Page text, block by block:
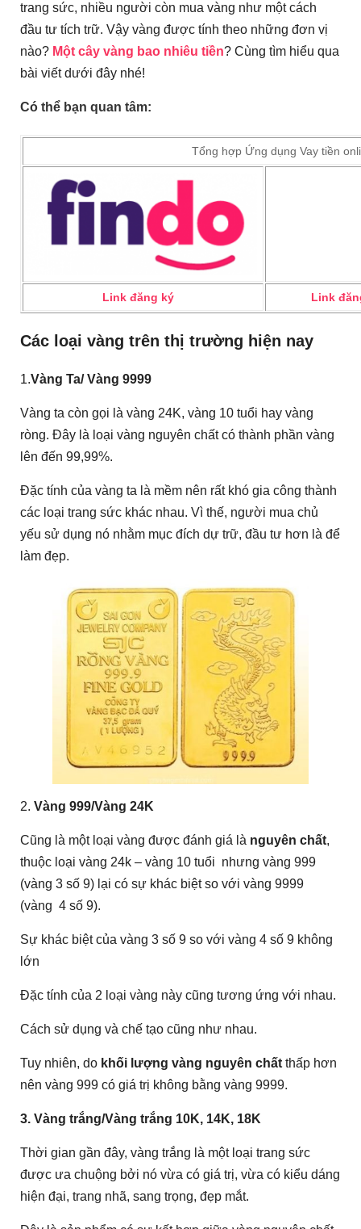
trang sức, nhiều người còn mua vàng như một cách
đầu tư tích trữ. Vậy vàng được tính theo những đơn vị
nào? Một cây vàng bao nhiêu tiền? Cùng tìm hiểu qua
bài viết dưới đây nhé!
Có thể bạn quan tâm:
Tổng hợp Ứng dụng Vay tiền
Link đăng ký Link
Các loại vàng trên thị trường hiện nay
1.Vàng Ta/ Vàng 9999
Vàng ta còn gọi là vàng 24K, vàng 10 tuổi hay vàng
ròng. Đây là loại vàng nguyên chất có thành phần vàng
lên đến 99,99%.
Đặc tính của vàng ta là mềm nên rất khó gia công thành
các loại trang sức khác nhau. Vì thế, người mua chủ
yếu sử dụng nó nhằm mục đích dự trữ, đầu tư hơn là để
làm đẹp.
2. Vàng 999/Vàng 24K
Cũng là một loại vàng được đánh giá là nguyên chất,
thuộc loại vàng 24k – vàng 10 tuổi nhưng vàng 999
(vàng 3 số 9) lại có sự khác biệt so với vàng 9999
(vàng 4 số 9).
Sự khác biệt của vàng 3 số 9 so với vàng 4 số 9 không
lớn
Đặc tính của 2 loại vàng này cũng tương ứng với nhau.
Cách sử dụng và chế tạo cũng như nhau.
Tuy nhiên, do khối lượng vàng nguyên chất thấp hơn
nên vàng 999 có giá trị không bằng vàng 9999.
3. Vàng trắng/Vàng trắng 10K, 14K, 18K
Thời gian gần đây, vàng trắng là một loại trang sức
được ưa chuộng bởi nó vừa có giá trị, vừa có kiểu dáng
hiện đại, trang nhã, sang trọng, đẹp mắt.